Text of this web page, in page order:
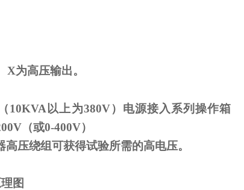
X为高压输出。
（10KVA 以上为380V）电源接入系列操作箱
（或0-400V）
压绕组可获得试验所需的高电压。
图